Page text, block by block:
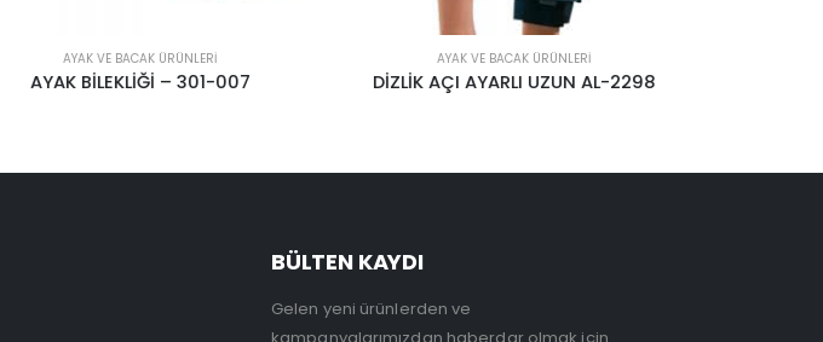
AYAK VE BACAK ÜRÜNLERI
DİZLİK AÇI AYARLI UZUN AL-2298
AYAK VE BACAK ÜRÜNLERI
DERİ KAPLI TAM TABANLIK
BÜLTEN KAYDI
Gelen yeni ürünlerden ve